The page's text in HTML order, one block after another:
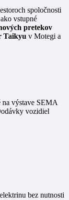
spoločnosti
vstupné
pretekov
Taikyu v Motegi a
na výstave SEMA
vozidiel